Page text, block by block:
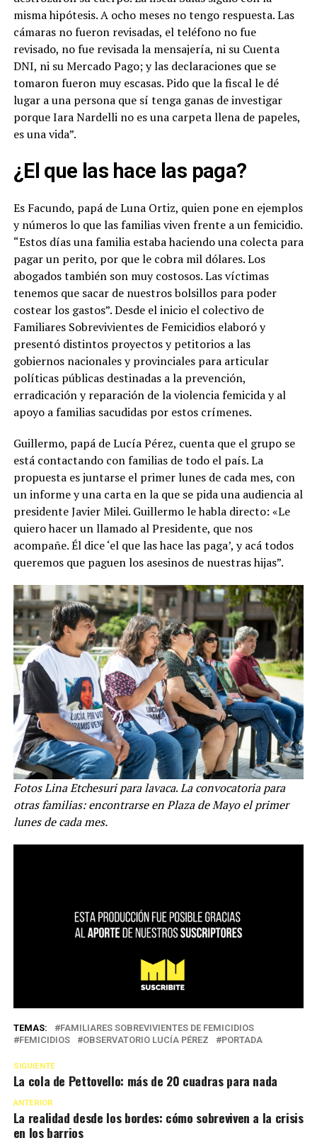
misma hipótesis. A ocho meses no tengo respuesta. Las
cámaras no fueron revisadas, el teléfono no fue
revisado, no fue revisada la mensajería, ni su Cuenta
DNI, ni su Mercado Pago; y las declaraciones que se
tomaron fueron muy escasas. Pido que la fiscal le dé
lugar a una persona que sí tenga ganas de investigar
porque Iara Nardelli no es una carpeta llena de papeles,
es una vida”.
¿El que las hace las paga?
Es Facundo, papá de Luna Ortiz, quien pone en ejemplos
y números lo que las familias viven frente a un femicidio.
“Estos días una familia estaba haciendo una colecta para
pagar un perito, por que le cobra mil dólares. Los
abogados también son muy costosos. Las víctimas
tenemos que sacar de nuestros bolsillos para poder
costear los gastos”. Desde el inicio el colectivo de
Familiares Sobrevivientes de Femicidios elaboró y
presentó distintos proyectos y petitorios a las
gobiernos nacionales y provinciales para articular
políticas públicas destinadas a la prevención,
erradicación y reparación de la violencia femicida y al
apoyo a familias sacudidas por estos crímenes.
Guillermo, papá de Lucía Pérez, cuenta que el grupo se
está contactando con familias de todo el país. La
propuesta es juntarse el primer lunes de cada mes, con
un informe y una carta en la que se pida una audiencia al
presidente Javier Milei. Guillermo le habla directo: «Le
quiero hacer un llamado al Presidente, que nos
acompañe. Él dice ‘el que las hace las paga’, y acá todos
queremos que paguen los asesinos de nuestras hijas”.
Fotos Lina Etchesuri para lavaca.La convocatoria para
otras familias: encontrarse en Plaza de Mayo el primer
lunes de cada mes.
TEMAS:
FAMILIARES SOBREVIVIENTES DE FEMICIDIOS
FEMICIDIOS
OBSERVATORIO LUCÍA PÉREZ PORTADA
SIGUIENTE
La cola de Pettovello: más de 20 cuadras para nada
ANTERIOR
La realidad desde los bordes: cómo sobreviven a la crisis
en los barrios